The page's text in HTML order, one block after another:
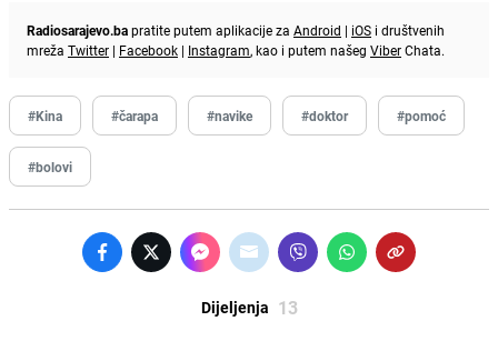
Radiosarajevo.bapratite putem aplikacije za Android | iOS i društvenih
mreža Twitter | Facebook | Instagram, kao i putem našeg ViberChata.
#Kina #čarapa #navike #doktor #pomoć
#bolovi
Dijeljenja 13